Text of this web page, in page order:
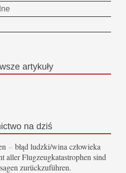
artykuły
na dziś
– błąd ludzki/wina człowieka
aller Flugzeugkatastrophen sind
zurückzuführen.